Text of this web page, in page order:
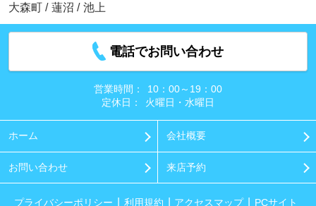
大森町 / 蓮沼 / 池上
電話でお問い合わせ
営業時間：
10：00～19：00
定休日：
火曜日・水曜日
ホーム 会社概要
お問い合わせ 来店予約
プライバシーポリシー 利用規約 アクセスマップ PCサイト